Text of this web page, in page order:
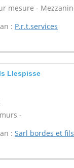
mesure -
: P.r.t.services
Llespisse
-
: Sarl bordes et fils